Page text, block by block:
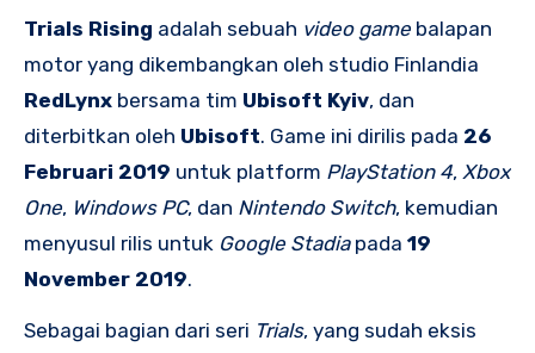
Trials Rising adalah sebuah video game balapan
motor yang dikembangkan oleh studio Finlandia
RedLynx bersama tim Ubisoft Kyiv, dan
diterbitkan oleh Ubisoft. Game ini dirilis pada 26
Februari 2019 untuk platform PlayStation 4, Xbox
One, Windows PC, dan Nintendo Switch, kemudian
menyusul rilis untuk Google Stadiapada 19
November 2019.
Sebagai bagian dari seri Trials, yang sudah eksis